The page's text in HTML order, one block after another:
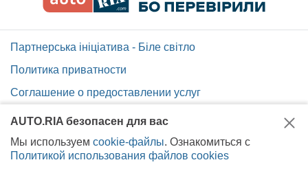
Партнерська ініціатива - Біле світло
Политика приватности
Соглашение о предоставлении услуг
Помощь по сайту AUTO.RIA
Карта сайта
Вакансии AUTO.RIA
AUTO.RIA безопасен для вас
Мы используем cookie-файлы. Ознакомиться с
Политикой использования файлов cookies